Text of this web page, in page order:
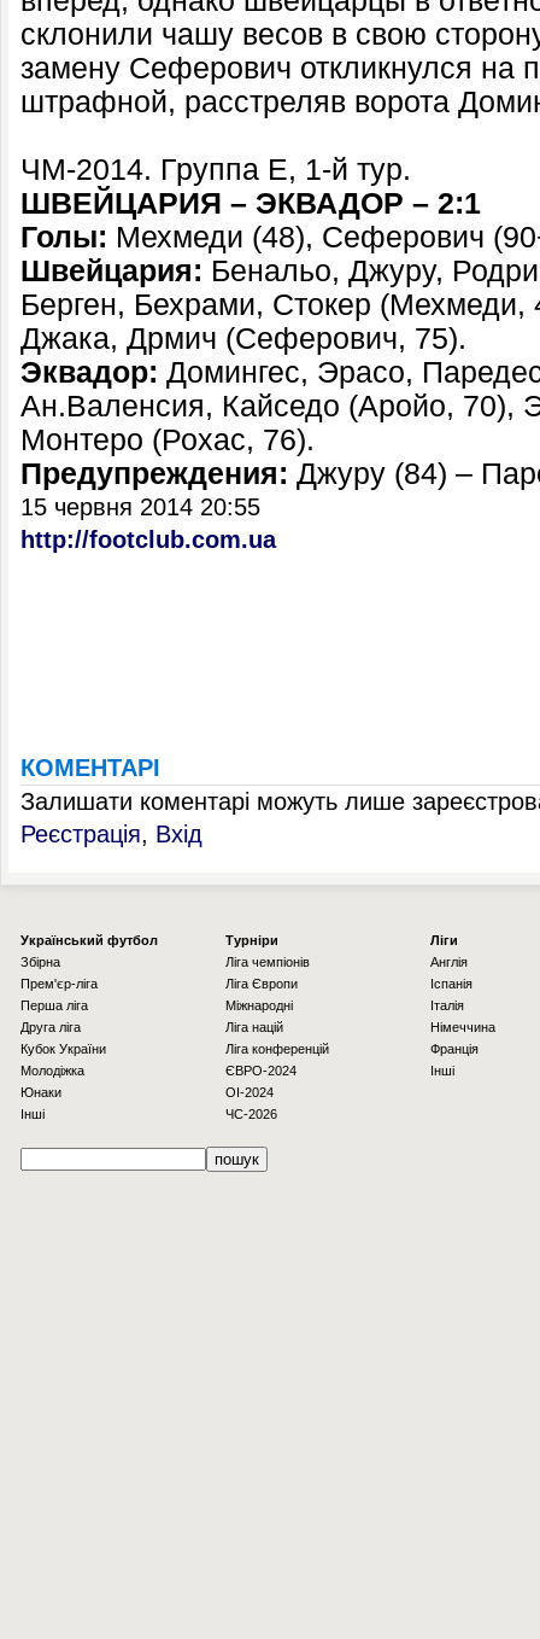
склонили чашу весов в свою
замену Сеферович откликнулся на
штрафной, расстреляв ворота
ЧМ-2014. Группа Е, 1-й тур.
ШВЕЙЦАРИЯ – ЭКВАДОР – 2:1
Голы: Мехмеди (48), Сеферович
Швейцария: Бенальо, Джуру,
Берген, Бехрами, Стокер
Джака, Дрмич (Сеферович, 75).
Эквадор: Домингес, Эрасо,
Ан.Валенсия, Кайседо (Аройо, 70),
Монтеро (Рохас, 76).
Предупреждения: Джуру (84) –
15 червня 2014 20:55
http://footclub.com.ua
КОМЕНТАРІ
Залишати коментарі можуть лише
Реєстрація, Вхід
Українcький футбол
Збірна
Прем'єр-ліга
Перша ліга
Друга ліга
Кубок України
Молодіжка
Юнаки
Інші
Турніри
Ліга чемпіонів
Ліга Європи
Міжнародні
Ліга націй
Ліга конференцій
ЄВРО-2024
OI-2024
ЧС-2026
Ліги
Англія
Іспанія
Італія
Німеччина
Франція
Інші